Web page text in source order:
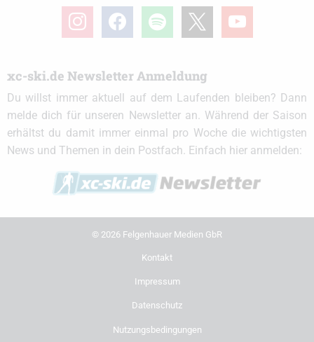
instagramfacebook spotify youtube
xc-ski.de Newsletter Anmeldung
Du willst immer aktuell auf dem Laufenden bleiben? Dann
melde dich für unseren Newsletter an. Während der Saison
erhältst du damit immer einmal pro Woche die wichtigsten
News und Themen in dein Postfach. Einfach hier anmelden:
© 2026 Felgenhauer Medien GbR
Kontakt
Impressum
Datenschutz
Nutzungsbedingungen